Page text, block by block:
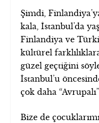
Şimdi,
kala, İstanbul’da
Finlandiya ve
kültürel
güzel geçtiğini
İstanbul’u
çok daha
Bize de